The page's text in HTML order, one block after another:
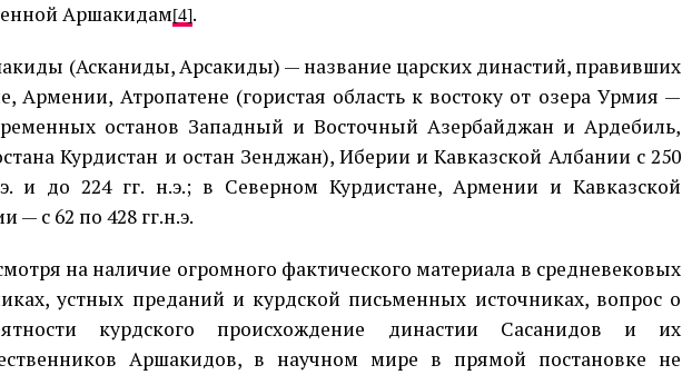
Аршакидам[4].
(Асканиды, Арсакиды) — название царских династий, правивших
Армении, Атропатене (гористая область к востоку от озера Урмия —
останов Западный и Восточный Азербайджан и Ардебиль,
Курдистан и остан Зенджан), Иберии и Кавказской Албании с 250
и до 224 гг. н.э.; в Северном Курдистане, Армении и Кавказской
— с 62 по 428 гг.н.э.
на наличие огромного фактического материала в средневековых
устных преданий и курдской письменных источниках, вопрос о
курдского происхождение династии Сасанидов и их
Аршакидов, в научном мире в прямой постановке не